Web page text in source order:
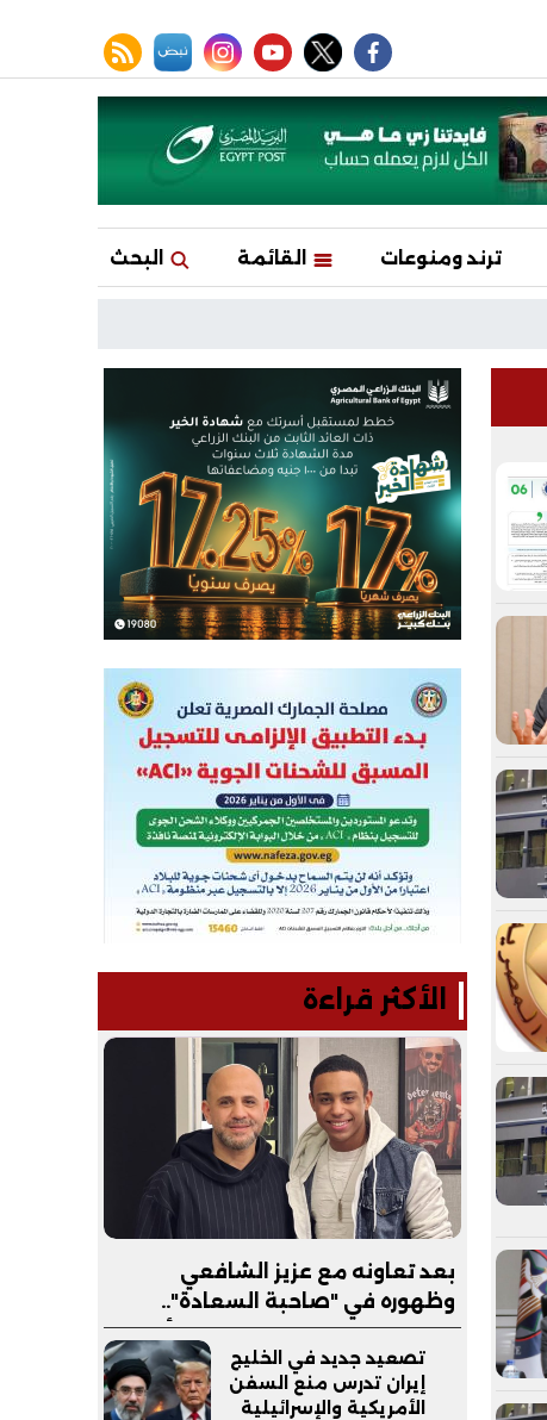
facebook
twitter
youtube
instagram
نبض rss feed
ترند ومنوعات القائمة البحث
الأكثر قراءة
بعد تعاونه مع عزيز الشافعي
وظهوره في "صاحبة السعادة"..
إبراهيم صبري يستعد لإطلاق ألبوم
"كلام"
تصعيد جديد في الخليج
إيران تدرس منع السفن
الأمريكية والإسرائيلية